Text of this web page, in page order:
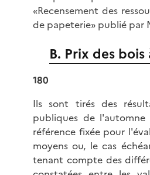
«Recensement des
de papeterie» publié par
B. Prix des
180
Ils sont tirés des
publiques de
référence fixée pour
moyens ou, le cas
tenant compte des